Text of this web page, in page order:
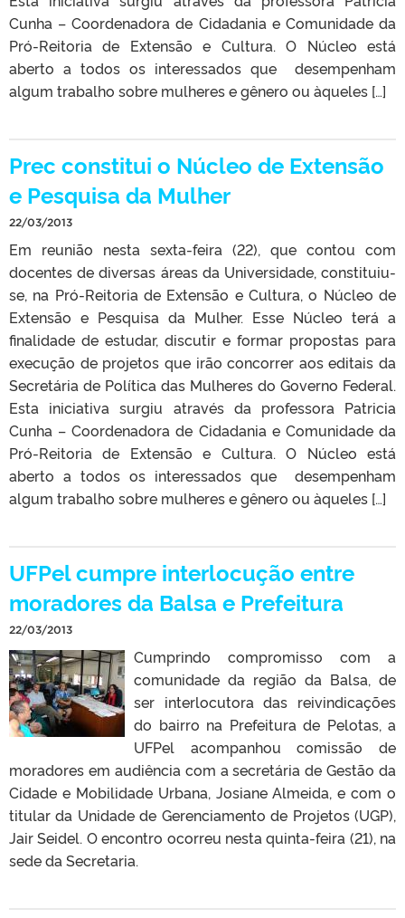
Cunha – Coordenadora de Cidadania e Comunidade da
Pró-Reitoria de Extensão e Cultura. O Núcleo está
aberto a todos os interessados que desempenham
algum trabalho sobre mulheres e gênero ou àqueles […]
Prec constitui o Núcleo de Extensão
e Pesquisa da Mulher
22/03/2013
Em reunião nesta sexta-feira (22), que contou com
docentes de diversas áreas da Universidade, constituiu-
se, na Pró-Reitoria de Extensão e Cultura, o Núcleo de
Extensão e Pesquisa da Mulher. Esse Núcleo terá a
finalidade de estudar, discutir e formar propostas para
execução de projetos que irão concorrer aos editais da
Secretária de Política das Mulheres do Governo Federal.
Esta iniciativa surgiu através da professora Patricia
Cunha – Coordenadora de Cidadania e Comunidade da
Pró-Reitoria de Extensão e Cultura. O Núcleo está
aberto a todos os interessados que desempenham
algum trabalho sobre mulheres e gênero ou àqueles […]
UFPel cumpre interlocução entre
moradores da Balsa e Prefeitura
22/03/2013
Cumprindo compromisso com a
comunidade da região da Balsa, de
ser interlocutora das reivindicações
do bairro na Prefeitura de Pelotas, a
UFPel acompanhou comissão de
moradores em audiência com a secretária de Gestão da
Cidade e Mobilidade Urbana, Josiane Almeida, e com o
titular da Unidade de Gerenciamento de Projetos (UGP),
Jair Seidel. O encontro ocorreu nesta quinta-feira (21), na
sede da Secretaria.